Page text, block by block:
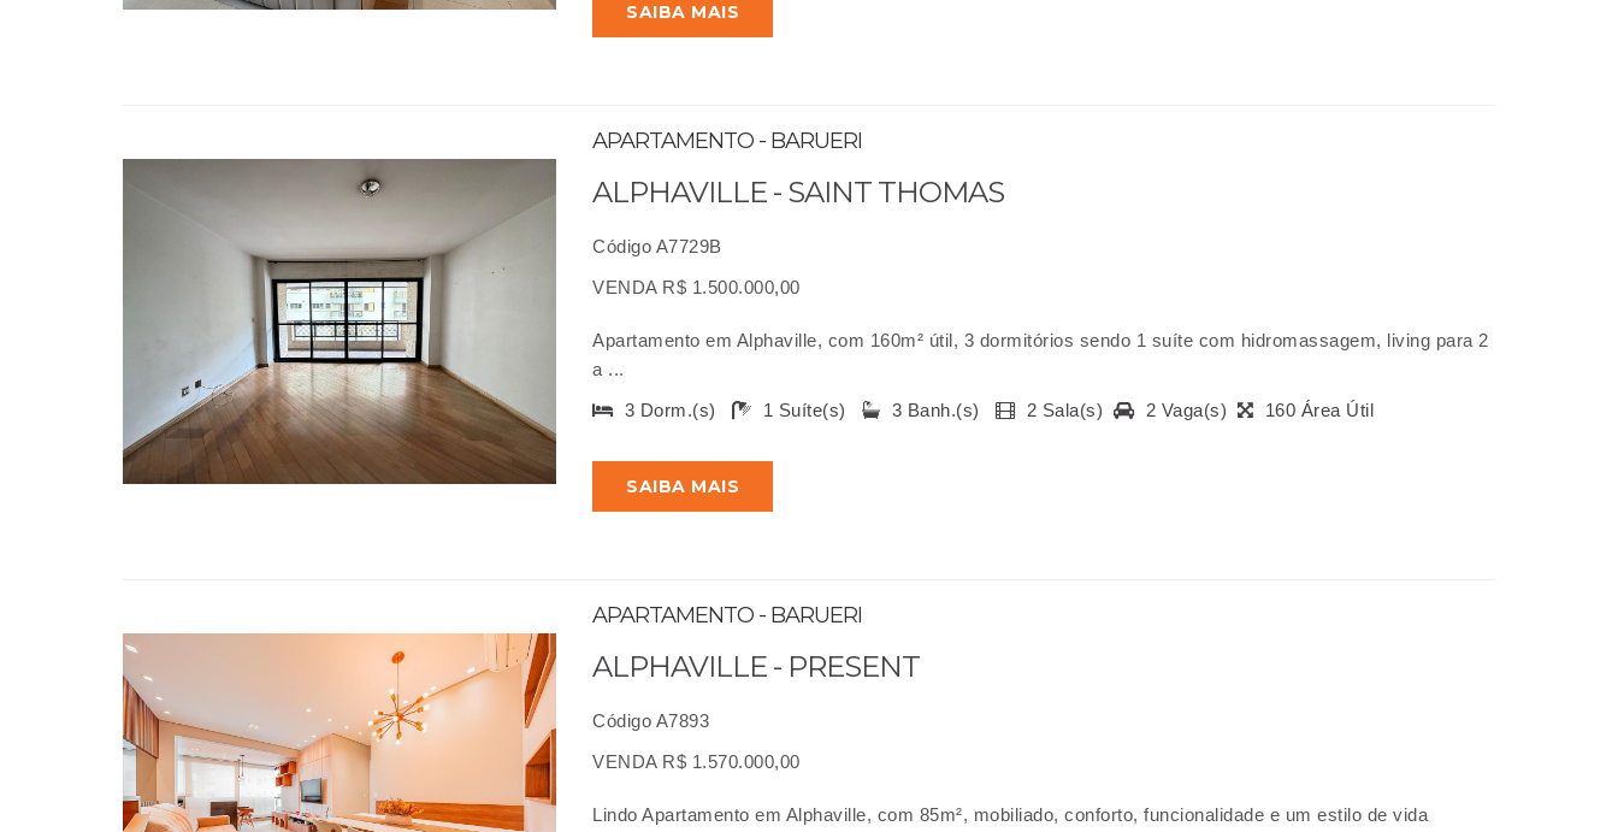
SAIBA MAIS
APARTAMENTO - BARUERI
ALPHAVILLE - SAINT THOMAS
Código A7729B
VENDA R$ 1.500.000,00
Apartamento em Alphaville, com 160m² útil, 3 dormitórios sendo 1 suíte com hidromassagem, living para 2
a ...
3 Dorm.(s)
1 Suíte(s) 3 Banh.(s) 2 Sala(s) 2 Vaga(s) 160 Área Útil
SAIBA MAIS
APARTAMENTO - BARUERI
ALPHAVILLE - PRESENT
Código A7893
VENDA R$ 1.570.000,00
Lindo Apartamento em Alphaville, com 85m², mobiliado, conforto, funcionalidade e um estilo de vida